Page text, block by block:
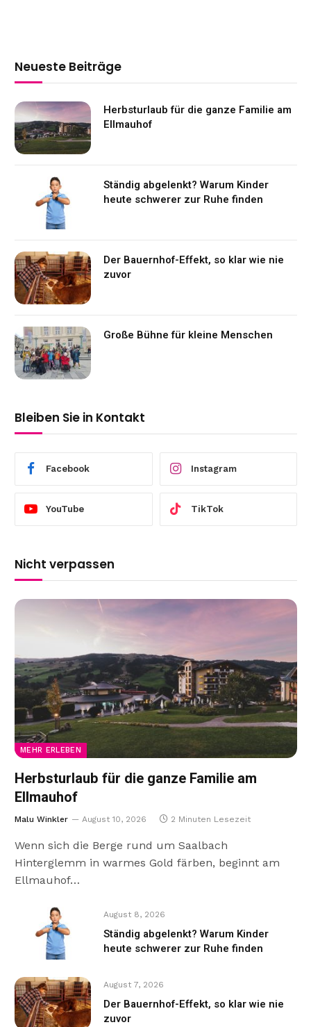
Neueste Beiträge
Herbsturlaub für die ganze Familie am
Ellmauhof
Ständig abgelenkt? Warum Kinder
heute schwerer zur Ruhe finden
Der Bauernhof-Effekt, so klar wie nie
zuvor
Große Bühne für kleine Menschen
Bleiben Sie in Kontakt
Facebook Instagram
YouTube TikTok
Nicht verpassen
MEHR ERLEBEN
Herbsturlaub für die ganze Familie am
Ellmauhof
Malu Winkler August 10, 2026 2 Minuten Lesezeit
Wenn sich die Berge rund um Saalbach
Hinterglemm in warmes Gold färben, beginnt am
Ellmauhof…
August 8, 2026
Ständig abgelenkt? Warum Kinder
heute schwerer zur Ruhe finden
August 7, 2026
Der Bauernhof-Effekt, so klar wie nie
zuvor